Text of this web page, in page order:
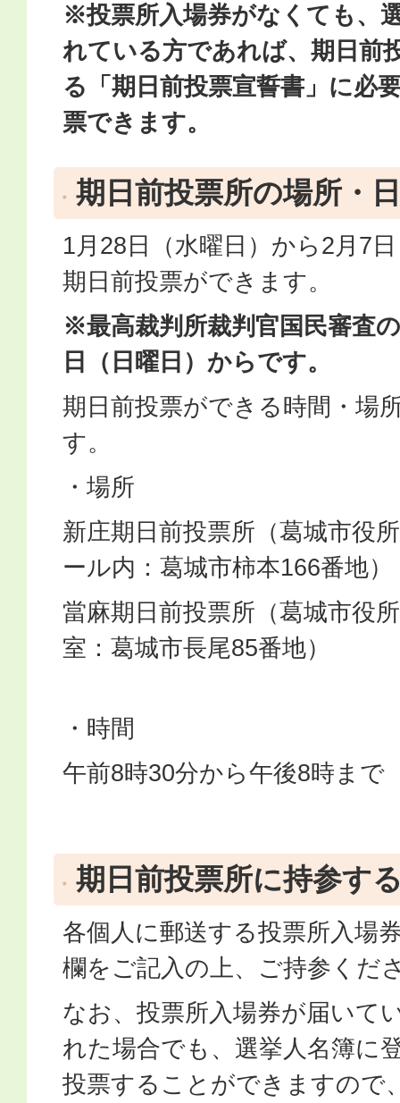
※投票所入場券がなくても、
れている方であれば、期日前
る「期日​前投票宣誓書」に必
票できます。​
期日前投票所の場所・
1月28日（水曜日）から2月7
期日前投票ができます。
※最高裁判所裁判官国民審査
日（日曜日）からです。
期日前投票ができる時間・場
す。
・場所
新庄期日前投票所（葛城市役
ール内：葛城市柿本166番地）
當麻期日前投票所（葛城市役
室：葛城市長尾85番地）
・時間
午前8時30分から午後8時まで
期日前投票所に持参す
各個人に郵送する投票所入場
欄をご記入の上、ご持参くだ
なお、投票所入場券が届いて
れた場合でも、選挙人名簿に
投票することができますので